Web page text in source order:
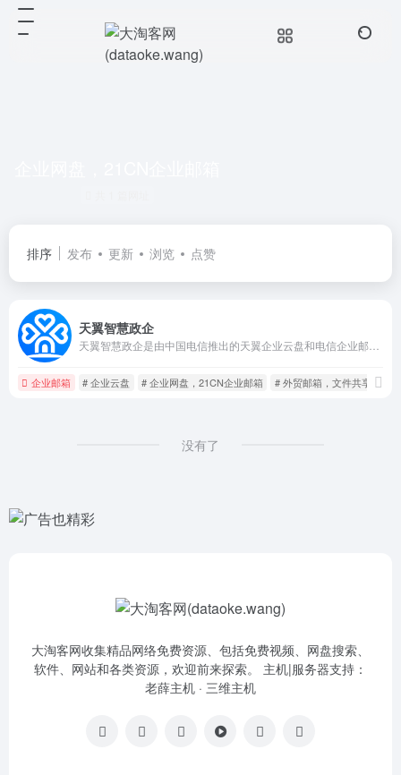
排序 发布 更新 浏览 点赞
天翼智慧政企
企业邮箱 # 企业云盘 # 企业网盘，21CN企业邮箱 # 外贸邮箱，文件共享，团
没有了
大淘客网收集精品网络免费资源、包括免费视频、网盘搜索、
软件、网站和各类资源，欢迎前来探索。 主机|服务器支持：
老薛主机 · 三维主机